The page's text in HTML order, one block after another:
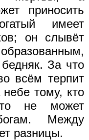
приносить
имеет
он слывёт
За что
всём терпит
тому, кто
не может
Между
разницы.